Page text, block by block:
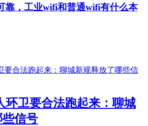
靠，工业wifi和普通wifi有什么本
环卫要合法跑起来：聊城
信号